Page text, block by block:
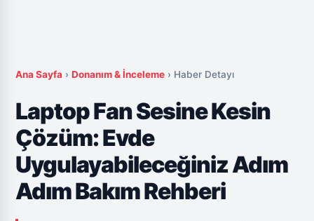
Ana Sayfa ›Donanım & İnceleme › Haber Detayı
Laptop Fan Sesine Kesin
Çözüm: Evde
Uygulayabileceğiniz Adım
Adım Bakım Rehberi